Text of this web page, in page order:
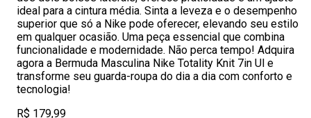
ideal para a cintura média. Sinta a leveza e o desempenho
superior que só a Nike pode oferecer, elevando seu estilo
em qualquer ocasião. Uma peça essencial que combina
funcionalidade e modernidade. Não perca tempo! Adquira
agora a Bermuda Masculina Nike Totality Knit 7in Ul e
transforme seu guarda-roupa do dia a dia com conforto e
tecnologia!
R$ 179,99